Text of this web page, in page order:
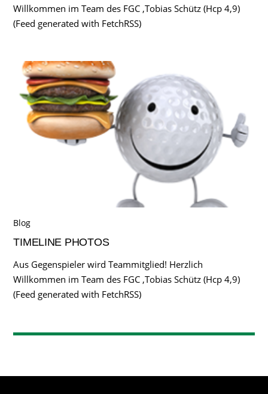
Willkommen im Team des FGC ,Tobias Schütz (Hcp 4,9)
(Feed generated with FetchRSS)
Blog
TIMELINE PHOTOS
Aus Gegenspieler wird Teammitglied! Herzlich
Willkommen im Team des FGC ,Tobias Schütz (Hcp 4,9)
(Feed generated with FetchRSS)